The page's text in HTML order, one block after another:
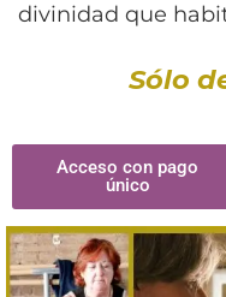
divinidad que
Sólo
Acceso con pago
único